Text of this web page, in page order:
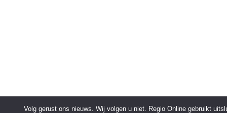
Volg gerust ons nieuws. Wij volgen u niet. Regio Online gebruikt